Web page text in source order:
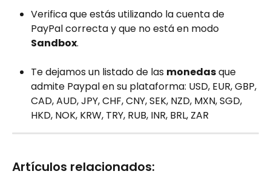
Verifica que estás utilizando la cuenta de
PayPal correcta y que no está en modo
Sandbox.
Te dejamos un listado de las monedas que
admite Paypal en su plataforma: USD, EUR, GBP,
CAD, AUD, JPY, CHF, CNY, SEK, NZD, MXN, SGD,
HKD, NOK, KRW, TRY, RUB, INR, BRL, ZAR
Artículos relacionados: